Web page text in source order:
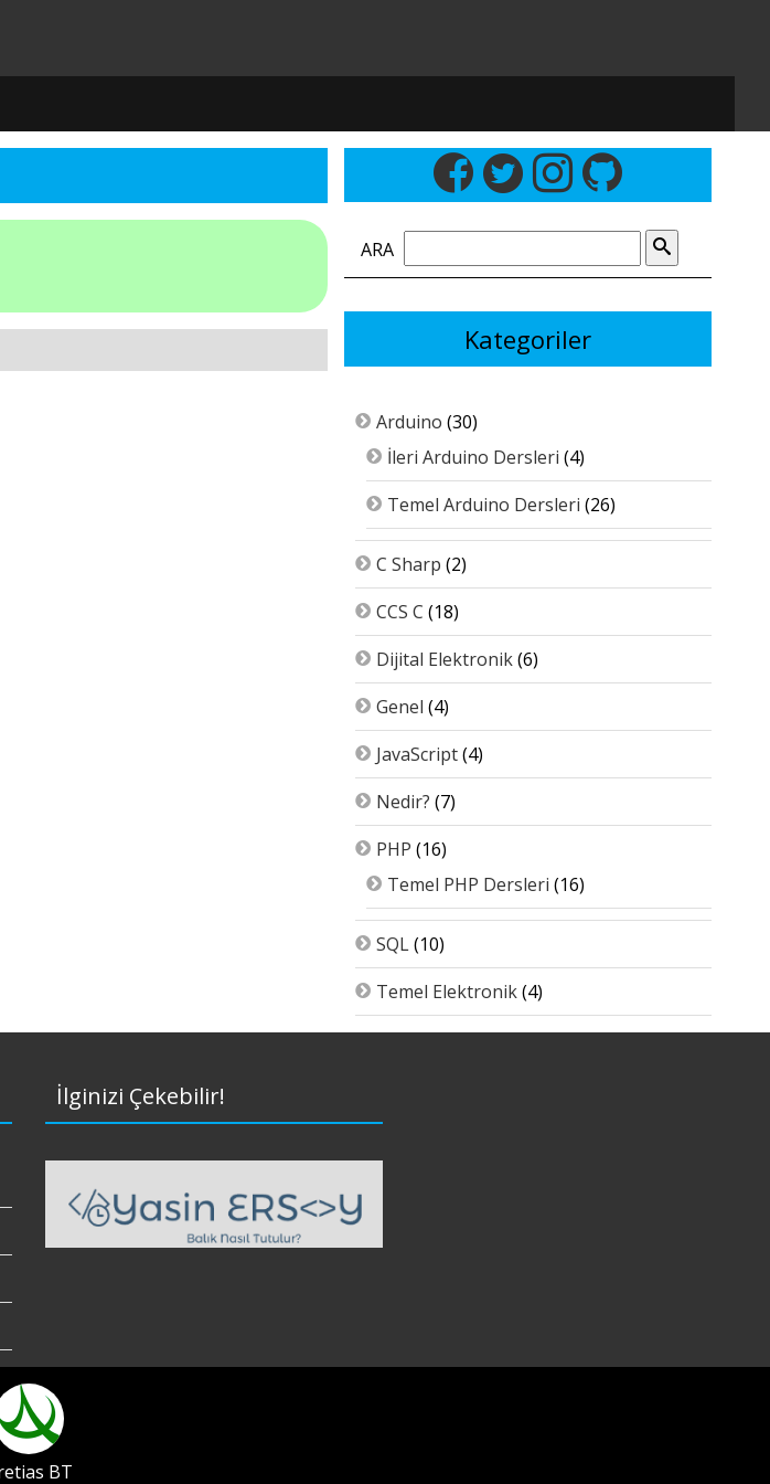
ARA
Kategoriler
Arduino (30)
İleri Arduino Dersleri (4)
Temel Arduino Dersleri (26)
C Sharp (2)
CCS C (18)
Dijital Elektronik(6)
Genel (4)
JavaScript(4)
Nedir? (7)
PHP (16)
Temel PHP Dersleri (16)
SQL(10)
Temel Elektronik(4)
İlginizi Çekebilir!
BT